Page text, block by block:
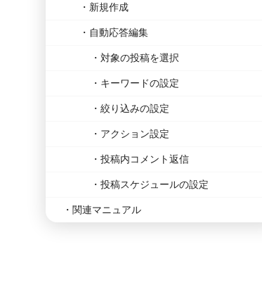
新規作成
自動応答編集
対象の投稿を選択
キーワードの設定
絞り込みの設定
アクション設定
投稿内コメント返信
投稿スケジュールの設定
関連マニュアル